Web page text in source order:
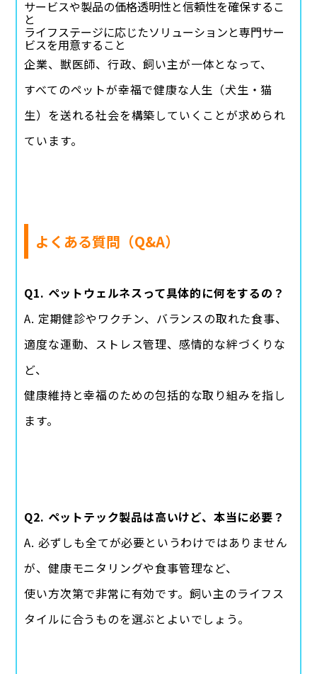
サービスや製品の価格透明性と信頼性を確保するこ
と
ライフステージに応じたソリューションと専門サー
ビスを用意すること
企業、獣医師、行政、飼い主が一体となって、
すべてのペットが幸福で健康な人生（犬生・猫
生）を送れる社会を構築していくことが求められ
ています。
よくある質問（Q&A）
Q1. ペットウェルネスって具体的に何をするの？
A. 定期健診やワクチン、バランスの取れた食事、
適度な運動、ストレス管理、感情的な絆づくりな
ど、
健康維持と幸福のための包括的な取り組みを指し
ます。
Q2. ペットテック製品は高いけど、本当に必要？
A. 必ずしも全てが必要というわけではありません
が、健康モニタリングや食事管理など、
使い方次第で非常に有効です。飼い主のライフス
タイルに合うものを選ぶとよいでしょう。